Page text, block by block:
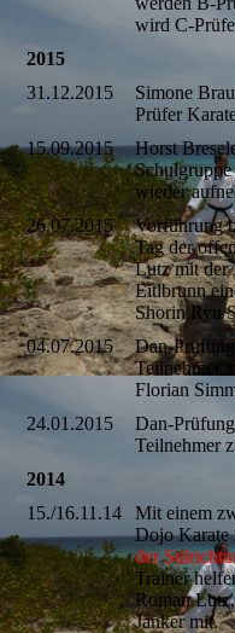
wird C-
2015
31.12.2015
Simone
Prüfer
15.09.2015
Horst
wieder
26.07.2015
Vorführung
Tag der
Lutz mit der
Eitlbrunn
Shorin Ryu
04.07.2015
Dan-
Teilnehmer
Florian
24.01.2015
Dan-
Teilnehmer
2014
15./16.11.14
Mit einem
Dojo Karate
der
Trainer
Roman
Janker mit.